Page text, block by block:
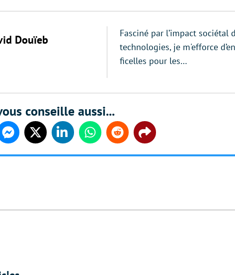
Douïeb
Fasciné par l’impact sociétal
technologies, je m'efforce
ficelles pour les…
conseille aussi...
MessengerTwitter LinkedinWhatsappReddit Share